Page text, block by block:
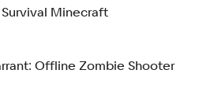
Minecraft
Offline Zombie Shooter